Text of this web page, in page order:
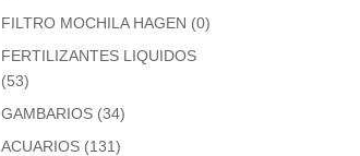
FILTRO MOCHILA HAGEN (0)
FERTILIZANTES LIQUIDOS
(53)
GAMBARIOS (34)
ACUARIOS (131)